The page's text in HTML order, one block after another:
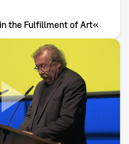
the Fulfillment of Art«